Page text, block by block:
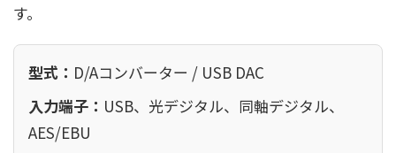
す。
型式： D/Aコンバーター / USB DAC
入力端子： USB、光デジタル、同軸デジタル、
AES/EBU